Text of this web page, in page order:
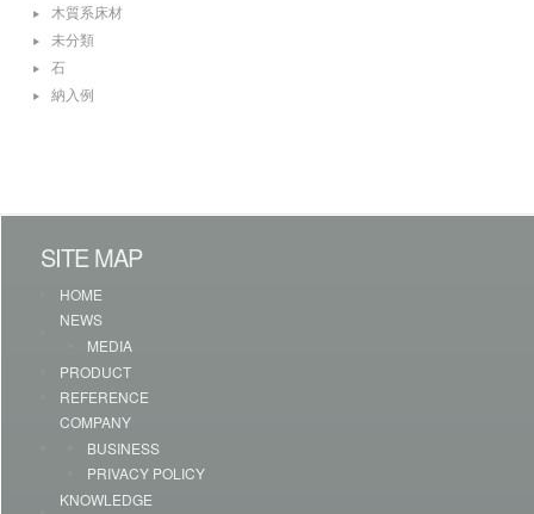
木質系床材
未分類
石
納入例
SITE MAP
HOME
NEWS
MEDIA
PRODUCT
REFERENCE
COMPANY
BUSINESS
PRIVACY POLICY
KNOWLEDGE